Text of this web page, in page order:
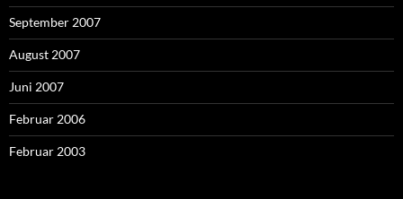
September 2007
August 2007
Juni 2007
Februar 2006
Februar 2003